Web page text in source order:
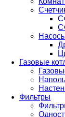
Газовые
Фильтры